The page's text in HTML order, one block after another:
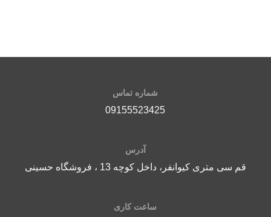
شماره تماس
09155523425
آدرس
قم سی متری کیوانفر، داخل کوچه 13 ، فروشگاه حسینی
ساعت کاری